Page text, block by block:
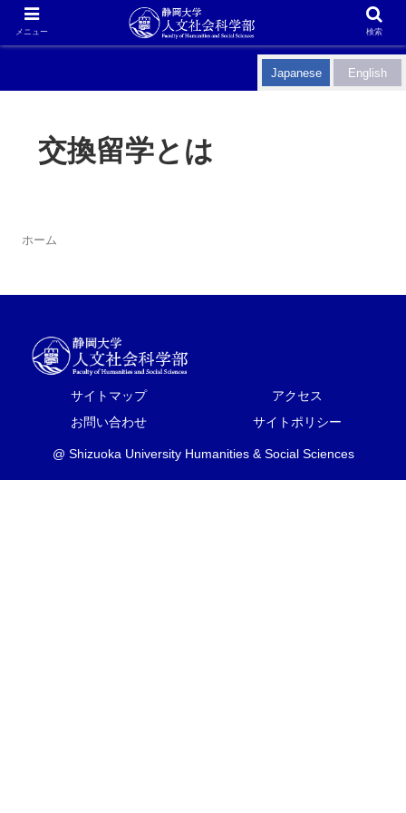
Japanese English
交換留学とは
ホーム
サイトマップ
アクセス
お問い合わせ
サイトポリシー
@ Shizuoka University Humanities & Social Sciences
メニュー 検索